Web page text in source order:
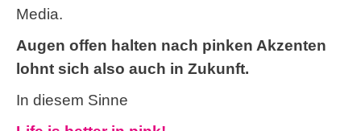
Media.
Augen offen halten nach pinken Akzenten
lohnt sich also auch in Zukunft.
In diesem Sinne